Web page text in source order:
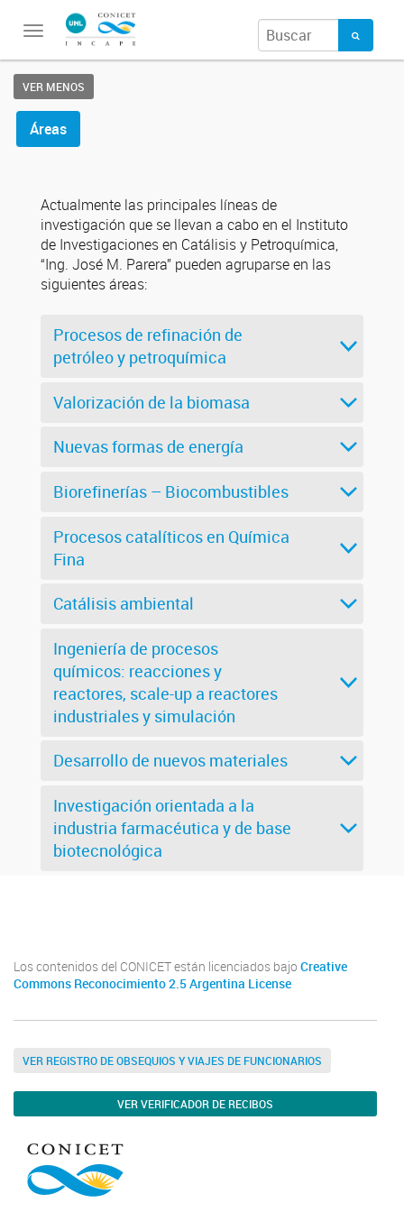
Toggle
VER MENOS
Áreas
Actualmente las principales líneas de
investigación que se llevan a cabo en el Instituto
de Investigaciones en Catálisis y Petroquímica,
“Ing. José M. Parera” pueden agruparse en las
siguientes áreas:
Procesos de refinación de
petróleo y petroquímica
Valorización de la biomasa
Nuevas formas de energía
Biorefinerías – Biocombustibles
Procesos catalíticos en Química
Fina
Catálisis ambiental
Ingeniería de procesos
químicos: reacciones y
reactores, scale-up a reactores
industriales y simulación
Desarrollo de nuevos materiales
Investigación orientada a la
industria farmacéutica y de base
biotecnológica
Los contenidos del CONICET están licenciados bajo Creative
Commons Reconocimiento 2.5 Argentina License
VER REGISTRO DE OBSEQUIOS Y VIAJES DE FUNCIONARIOS
VER VERIFICADOR DE RECIBOS